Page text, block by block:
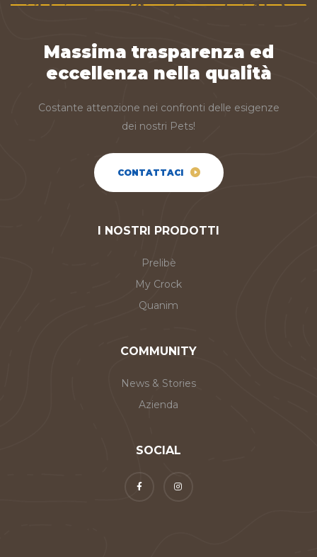
Massima trasparenza ed
eccellenza nella qualità
Costante attenzione nei confronti delle esigenze
dei nostri Pets!
CONTATTACI
I NOSTRI PRODOTTI
Prelibè
My Crock
Quanim
COMMUNITY
News & Stories
Azienda
SOCIAL